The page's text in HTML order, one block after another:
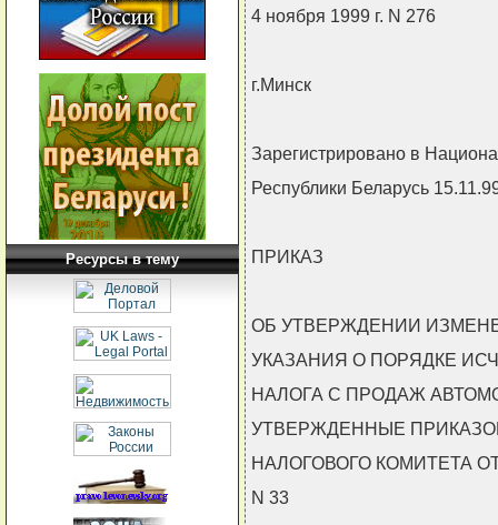
Ресурсы в тему
4 ноября 1999 г. N 276
г.Минск
Зарегистрировано в
Республики Беларусь
ПРИКАЗ
ОБ УТВЕРЖДЕНИИ
УКАЗАНИЯ О ПОРЯДКЕ
НАЛОГА С ПРОДАЖ
УТВЕРЖДЕННЫЕ
НАЛОГОВОГО КОМИТЕТА ОТ
N 33